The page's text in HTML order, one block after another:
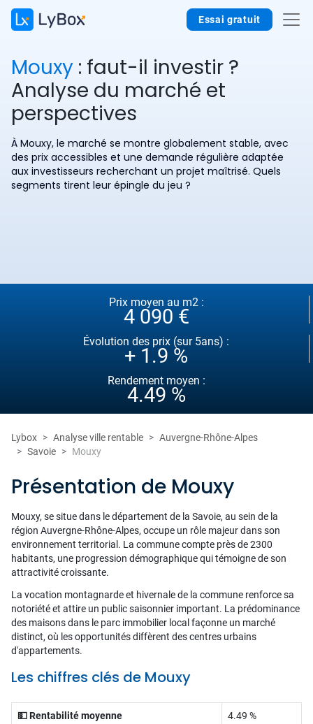
Essai gratuit
Mouxy : faut-il investir ?
Analyse du marché et
perspectives
À Mouxy, le marché se montre globalement stable, avec
des prix accessibles et une demande régulière adaptée
aux investisseurs recherchant un projet maîtrisé. Quels
segments tirent leur épingle du jeu ?
Prix moyen au m2 :
4 090 €
Évolution des prix (sur 5ans) :
+ 1.9 %
Rendement moyen :
4.49 %
Lybox Analyse ville rentable
Auvergne-Rhône-Alpes
Savoie
Mouxy
Présentation de Mouxy
Mouxy, se situe dans le département de la Savoie, au sein de la
région Auvergne-Rhône-Alpes, occupe un rôle majeur dans son
environnement territorial. La commune compte près de 2300
habitants, une progression démographique qui témoigne de son
attractivité croissante.
La vocation montagnarde et hivernale de la commune renforce sa
notoriété et attire un public saisonnier important. La prédominance
des maisons dans le parc immobilier local façonne un marché
distinct, où les opportunités diffèrent des centres urbains
d'appartements.
Les chiffres clés de Mouxy
💵 Rentabilité moyenne 4.49 %